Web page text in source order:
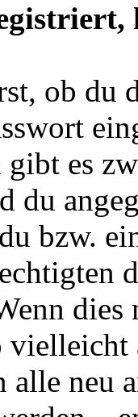
ob du
gibt es
du
bzw.
alle neu